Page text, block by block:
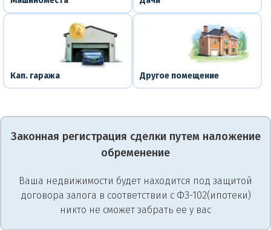
Кап. гаража Другое помещение
Законная регистрация сделки путем наложение
обременение
Ваша недвижимости будет находится под защитой
договора залога в соответствии с ФЗ-102(ипотеки)
никто не сможет забрать ее у вас